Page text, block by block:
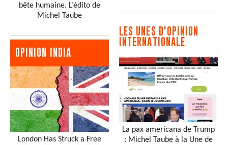
bête humaine. L’édito de
Michel Taube
OPINION INDIA
London Has Struck a Free
LES UNES D'OPINION
INTERNATIONALE
La pax americana de Trump
: Michel Taube à la Une de